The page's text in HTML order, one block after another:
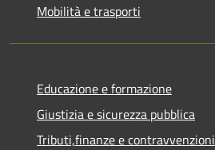
Mobilità e trasporti
Educazione e formazione
Giustizia e sicurezza pubblica
Tributi,finanze e contravvenzioni